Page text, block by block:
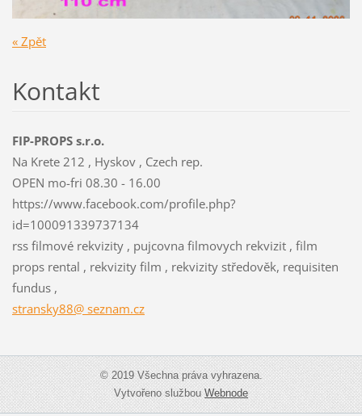
« Zpět
Kontakt
FIP-PROPS s.r.o.
Na Krete 212 , Hyskov , Czech rep.
OPEN mo-fri 08.30 - 16.00
https://www.facebook.com/profile.php?
id=100091339737134
rss filmové rekvizity , pujcovna filmovych rekvizit , film
props rental , rekvizity film , rekvizity středověk, requisiten
fundus ,
stransky88@ seznam.cz
© 2019 Všechna práva vyhrazena.
Vytvořeno službouWebnode